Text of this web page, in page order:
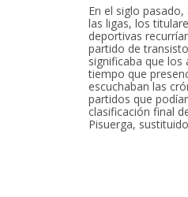
En el siglo
las ligas, los
deportivas
partido de
significaba que los
tiempo que
escuchaban las
partidos que
clasificación final
Pisuerga,